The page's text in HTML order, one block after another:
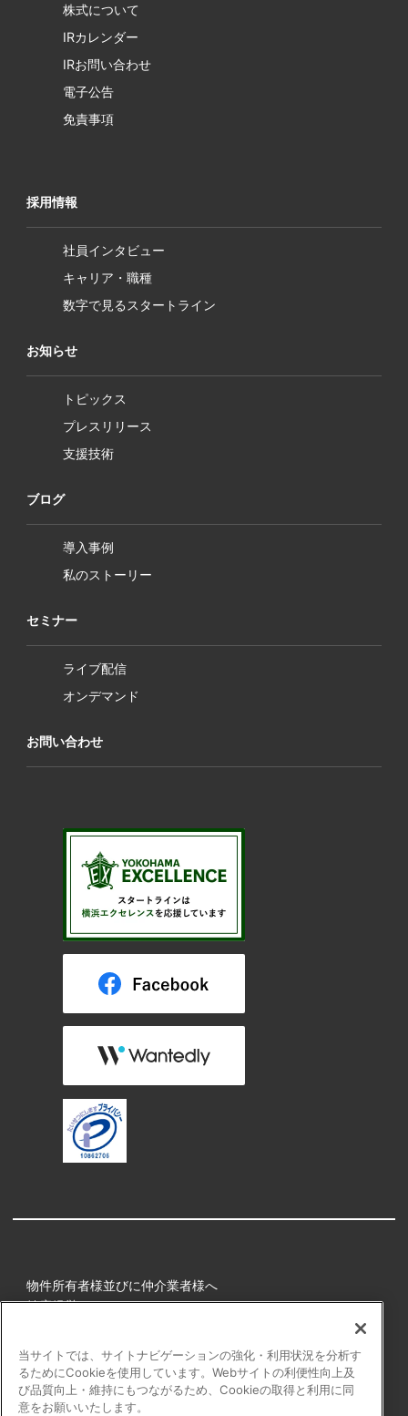
株式について
IRカレンダー
IRお問い合わせ
電子公告
免責事項
採用情報
社員インタビュー
キャリア・職種
数字で見るスタートライン
お知らせ
トピックス
プレスリリース
支援技術
ブログ
導入事例
私のストーリー
セミナー
ライブ配信
オンデマンド
お問い合わせ
物件所有者様並びに仲介業者様へ
健康経営
プライバシーポリシー
障害者の表記について
当サイトでは、サイトナビゲーションの強化・利用状況を分析す
るためにCookieを使用しています。Webサイトの利便性向上及
び品質向上・維持にもつながるため、Cookieの取得と利用に同
意をお願いいたします。